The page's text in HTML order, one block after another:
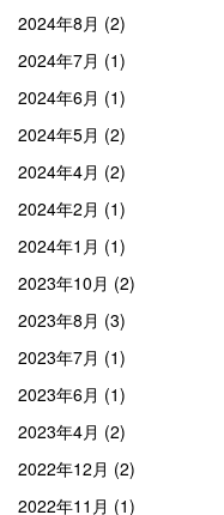
2024年8月 (2)
2024年7月 (1)
2024年6月 (1)
2024年5月 (2)
2024年4月 (2)
2024年2月 (1)
2024年1月 (1)
2023年10月 (2)
2023年8月 (3)
2023年7月 (1)
2023年6月 (1)
2023年4月 (2)
2022年12月 (2)
2022年11月 (1)